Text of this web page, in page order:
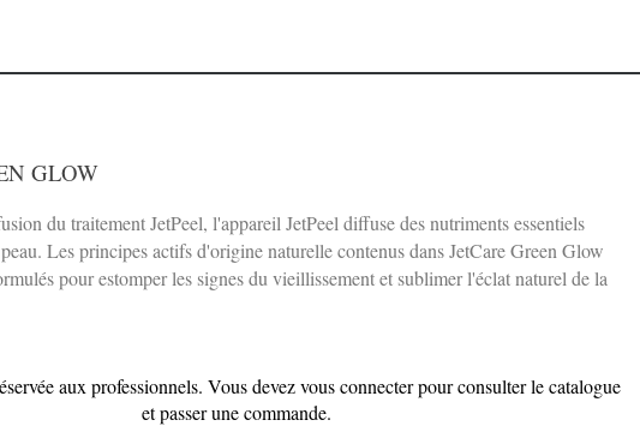
GLOW
du traitement JetPeel, l'appareil JetPeel diffuse des nutriments essentiels
Les principes actifs d'origine naturelle contenus dans JetCare Green Glow
pour estomper les signes du vieillissement et sublimer l'éclat naturel de la
aux professionnels. Vous devez vous connecter pour consulter le catalogue
et passer une commande.